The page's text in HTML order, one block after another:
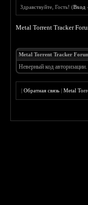
Здравствуйте, Гость! (Вход
Metal Torrent Tracker
Metal Torrent Tracker
Неверный код
|Обратная связь |Metal